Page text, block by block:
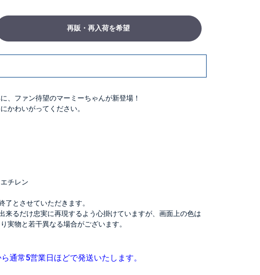
再販・再入荷を希望
、ファン待望のマーミーちゃんが新登場！
かわいがってください。
チレン
了とさせていただきます。
来るだけ忠実に再現するよう心掛けていますが、画面上の色は
実物と若干異なる場合がございます。
通常5営業日ほどで発送いたします。